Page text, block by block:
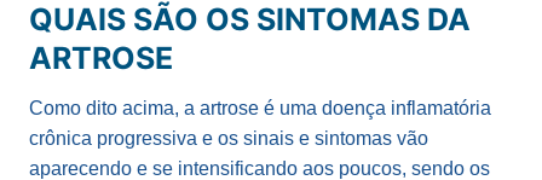
QUAIS SÃO OS SINTOMAS DA
ARTROSE
Como dito acima, a artrose é uma doença inflamatória
crônica progressiva e os sinais e sintomas vão
aparecendo e se intensificando aos poucos, sendo os